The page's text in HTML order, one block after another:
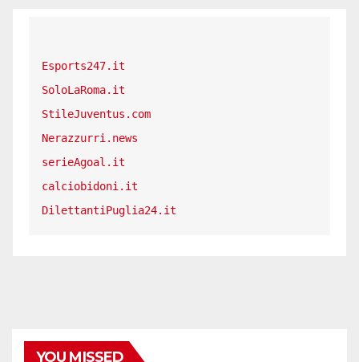
Esports247.it
SoloLaRoma.it
StileJuventus.com
Nerazzurri.news
serieAgoal.it
calciobidoni.it
DilettantiPuglia24.it
YOU MISSED